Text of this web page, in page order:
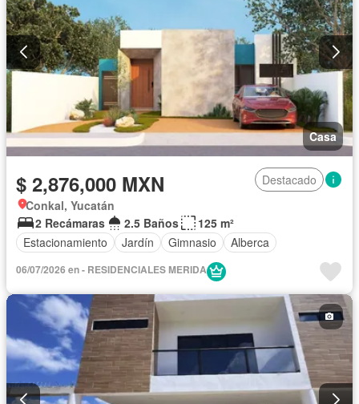
Casa
$ 2,876,000 MXN
Destacado
Conkal, Yucatán
2 Recámaras
2.5 Baños
125 m²
Estacionamiento
Jardín Gimnasio Alberca
06/07/2026 en - RESIDENCIALES MERIDA